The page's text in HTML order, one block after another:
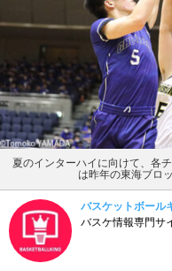
夏のインターハイに向けて、各
は昨年の東海ブロ
バスケットボール
バスケ情報専門サ